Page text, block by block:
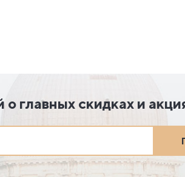
о главных скидках и